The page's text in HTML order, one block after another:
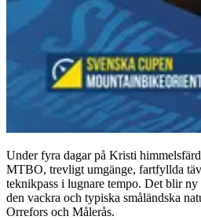
Under fyra dagar på Kristi
MTBO, trevligt umgänge, fartfyllda
teknikpass i lugnare tempo. Det blir
den vackra och typiska småländska
Orrefors och Målerås.